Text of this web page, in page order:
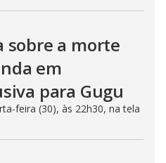
sobre a morte
em
para Gugu
feira (30), às 22h30, na tela